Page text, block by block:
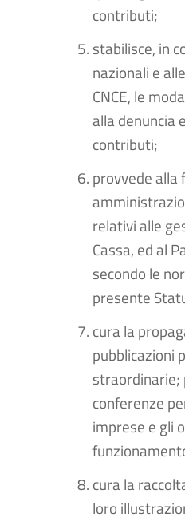
contributi;
stabilisce, in
nazionali e
CNCE, le
alla denuncia
contributi;
provvede alla
relativi alle
Cassa, ed al
secondo le
presente
cura la
pubblicazioni
straordinarie;
conferenze
imprese e gli
cura la
loro